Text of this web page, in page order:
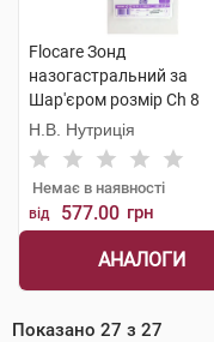
Flocare Зонд
назогастральний за
Шар'єром розмір Ch 8
довжина 110 см 1 шт
Н.В. Нутриція
Немає в наявності
від 577.00 грн
АНАЛОГИ
Показано 27 з 27